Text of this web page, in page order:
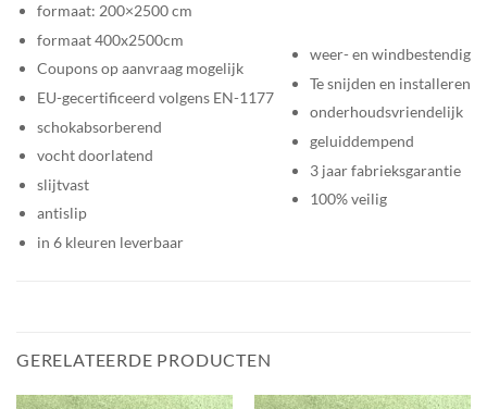
formaat: 200×2500 cm
formaat 400x2500cm
Coupons op aanvraag mogelijk
EU-gecertificeerd volgens EN-1177
schokabsorberend
vocht doorlatend
slijtvast
antislip
in 6 kleuren leverbaar
weer- en windbestendig
Te snijden en installeren
onderhoudsvriendelijk
geluiddempend
3 jaar fabrieksgarantie
100% veilig
GERELATEERDE PRODUCTEN